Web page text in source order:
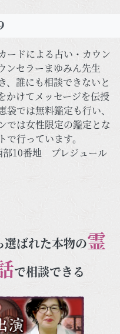
ードによる占い・カウン
ンセラーまゆみん先生
、誰にも相談できないと
かけてメッセージを伝授
では無料鑑定も行い、
では女性限定の鑑定とな
行っています。
部10番地 プレジュール
選ばれた本物の霊
で相談できる